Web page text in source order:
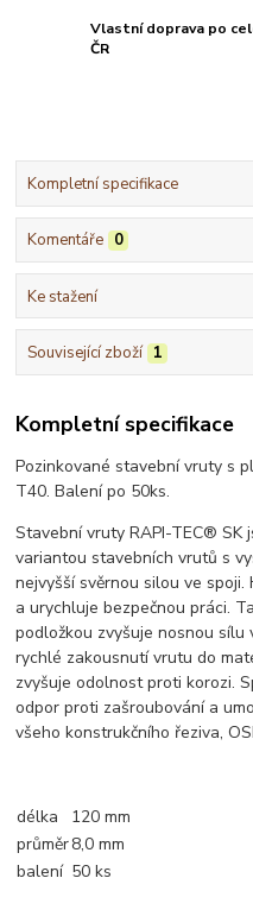
Vlastní doprava po
ČR
Kompletní specifikace
Komentáře 0
Ke stažení
Související zboží 1
Kompletní specifikace
Pozinkované stavební vruty s
T40. Balení po 50ks.
Stavební vruty RAPI-TEC® SK
variantou stavebních vrutů s
nejvyšší svěrnou silou ve
a urychluje bezpečnou práci.
podložkou zvyšuje nosnou
rychlé zakousnutí vrutu do
zvyšuje odolnost proti korozi.
odpor proti zašroubování a
všeho konstrukčního řeziva,
délka
120 mm
průměr8,0 mm
balení 50 ks